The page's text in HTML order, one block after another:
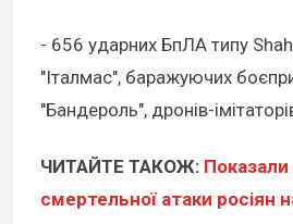
- 656 ударних БпЛА типу
"Італмас", баражуючих
"Бандероль", дронів-
ЧИТАЙТЕ ТАКОЖ: Показали
смертельної атаки росіян